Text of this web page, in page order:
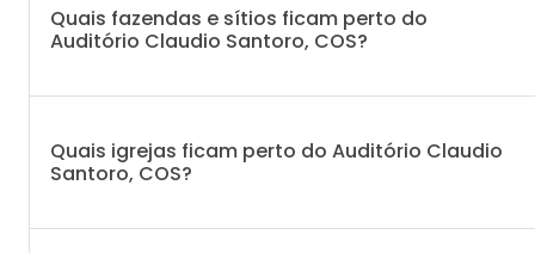
Quais fazendas e sítios ficam perto do
Auditório Claudio Santoro, COS?
Quais igrejas ficam perto do Auditório Claudio
Santoro, COS?